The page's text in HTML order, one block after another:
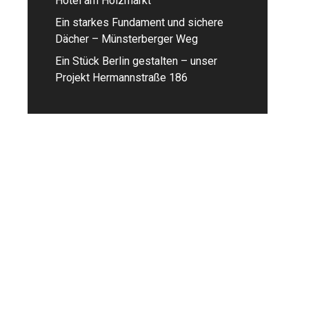
Ein starkes Fundament und sichere
Dächer – Münsterberger Weg
Ein Stück Berlin gestalten – unser
Projekt Hermannstraße 186